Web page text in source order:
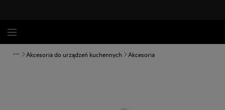
Akcesoria do urządzeń kuchennych Akcesoria